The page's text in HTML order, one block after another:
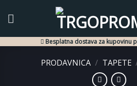
Besplatna dostava za kupovinu
PRODAVNICA / TAPETE